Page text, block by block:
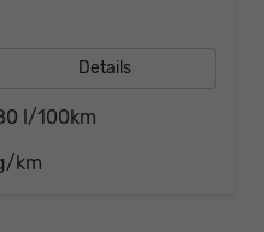
Details
l/100km
km